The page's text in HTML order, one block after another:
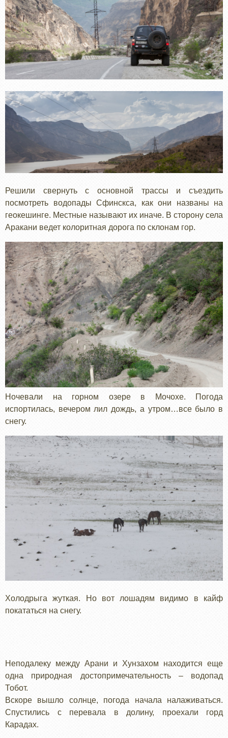
Решили свернуть с основной трассы и съездить
посмотреть водопады Сфинскса, как они названы на
геокешинге. Местные называют их иначе. В сторону села
Аракани ведет колоритная дорога по склонам гор.
Ночевали на горном озере в Мочохе. Погода
испортилась, вечером лил дождь, а утром…все было в
снегу.
Холодрыга жуткая. Но вот лошадям видимо в кайф
покататься на снегу.
Неподалеку между Арани и Хунзахом находится еще
одна природная достопримечательность – водопад
Тобот.
Вскоре вышло солнце, погода начала налаживаться.
Спустились с перевала в долину, проехали горд
Карадах.